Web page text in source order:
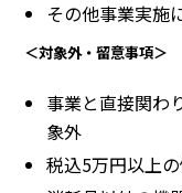
その他事業実施
＜対象外・留意事項＞
事業と直接関わ
象外
税込5万円以上